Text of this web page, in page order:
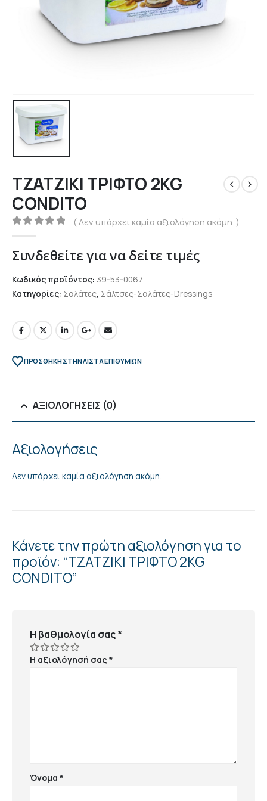
ΤΖΑΤΖΙΚΙ ΤΡΙΦΤΟ 2KG
CONDITO
0out of 5
( Δεν υπάρχει καμία αξιολόγηση ακόμη. )
Συνδεθείτε για να δείτε τιμές
Κωδικός προϊόντος: 39-53-0067
Κατηγορίες: Σαλάτες, Σάλτσες-Σαλάτες-Dressings
ΠΡΌΣΘΉΚΗ ΣΤΗΝ ΛΊΣΤΑ ΕΠΙΘΥΜΙΏΝ
ΑΞΙΟΛΟΓΉΣΕΙΣ (0)
Αξιολογήσεις
Δεν υπάρχει καμία αξιολόγηση ακόμη.
Κάνετε την πρώτη αξιολόγηση για το
προϊόν: “ΤΖΑΤΖΙΚΙ ΤΡΙΦΤΟ 2KG
CONDITO”
Η βαθμολογία σας*
Η αξιολόγησή σας*
Όνομα*